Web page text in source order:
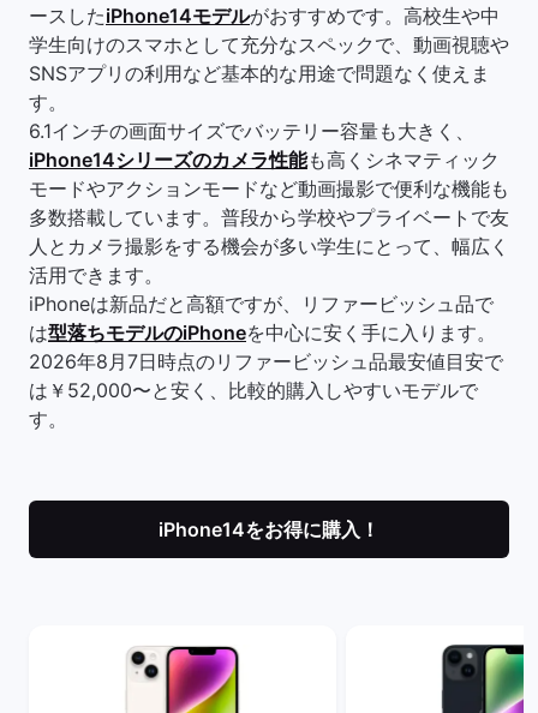
ースしたiPhone14モデルがおすすめです。高校生や中
学生向けのスマホとして充分なスペックで、動画視聴や
SNSアプリの利用など基本的な用途で問題なく使えま
す。
6.1インチの画面サイズでバッテリー容量も大きく、
iPhone14シリーズのカメラ性能も高くシネマティック
モードやアクションモードなど動画撮影で便利な機能も
多数搭載しています。普段から学校やプライベートで友
人とカメラ撮影をする機会が多い学生にとって、幅広く
活用できます。
iPhoneは新品だと高額ですが、リファービッシュ品で
は型落ちモデルのiPhoneを中心に安く手に入ります。
2026年8月7日時点のリファービッシュ品最安値目安で
は￥52,000〜と安く、比較的購入しやすいモデルで
す。
iPhone14をお得に購入！